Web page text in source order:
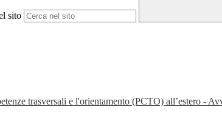
sito
trasversali e l'orientamento (PCTO) all’estero -